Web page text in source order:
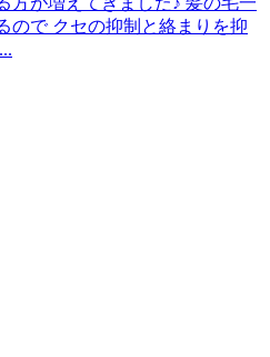
ので クセの抑制と絡まりを抑